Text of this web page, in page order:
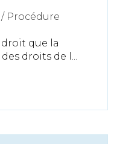
/ Procédure
que la
droits de l...